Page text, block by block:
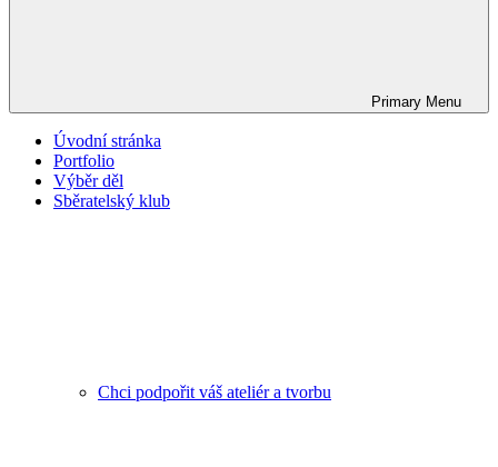
Primary Menu
Úvodní stránka
Portfolio
Výběr děl
Sběratelský klub
Chci podpořit váš ateliér a tvorbu